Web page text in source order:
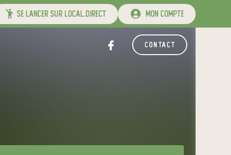
se lancer sur local.direct mon compte
contact